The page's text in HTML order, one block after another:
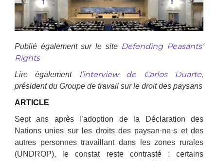
Publié également sur le site Defending Peasants’
Rights
Lire également l’interview de Carlos Duarte,
président du Groupe de travail sur le droit des paysans
ARTICLE
Sept ans après l’adoption de la Déclaration des
Nations unies sur les droits des paysan·ne·s et des
autres personnes travaillant dans les zones rurales
(UNDROP), le constat reste contrasté : certains